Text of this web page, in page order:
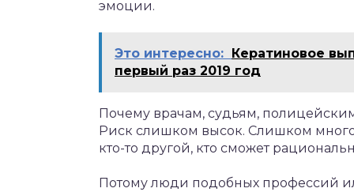
эмоции.
Это интересно: Кератиновое
первый раз 2019 год
Почему врачам, судьям,
Риск слишком высок. Слишком
кто-то другой, кто сможет
Потому люди подобных профессий